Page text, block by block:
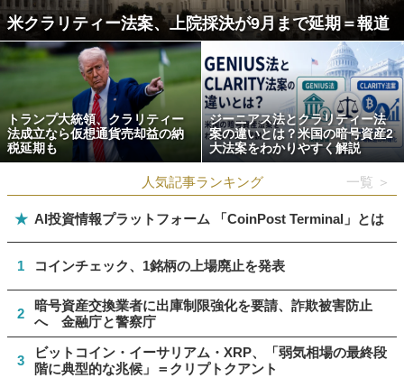
米クラリティー法案、上院採決が9月まで延期＝報道
トランプ大統領、クラリティー
法成立なら仮想通貨売却益の納
税延期も
ジーニアス法とクラリティー法
案の違いとは？米国の暗号資産2
大法案をわかりやすく解説
人気記事ランキング 一覧 ＞
★ AI投資情報プラットフォーム 「CoinPost Terminal」とは
1 コインチェック、1銘柄の上場廃止を発表
2
暗号資産交換業者に出庫制限強化を要請、詐欺被害防止
へ 金融庁と警察庁
3
ビットコイン・イーサリアム・XRP、「弱気相場の最終段
階に典型的な兆候」＝クリプトクアント